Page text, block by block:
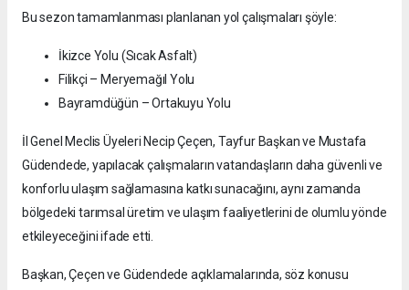
Bu sezon tamamlanması planlanan yol çalışmaları şöyle:
İkizce Yolu (Sıcak Asfalt)
Filikçi – Meryemağıl Yolu
Bayramdüğün – Ortakuyu Yolu
İl Genel Meclis Üyeleri Necip Çeçen, Tayfur Başkan ve Mustafa
Güdendede, yapılacak çalışmaların vatandaşların daha güvenli ve
konforlu ulaşım sağlamasına katkı sunacağını, aynı zamanda
bölgedeki tarımsal üretim ve ulaşım faaliyetlerini de olumlu yönde
etkileyeceğini ifade etti.
Başkan, Çeçen ve Güdendede açıklamalarında, söz konusu